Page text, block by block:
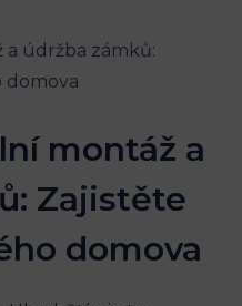
montáž a
Zajistěte
domova